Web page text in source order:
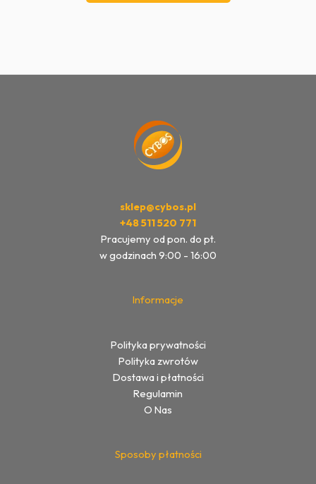
sklep@cybos.pl
+48 511 520 771
Pracujemy od pon. do pt.
w godzinach 9:00 - 16:00
Informacje
Polityka prywatności
Polityka zwrotów
Dostawa i płatności
Regulamin
O Nas
Sposoby płatności